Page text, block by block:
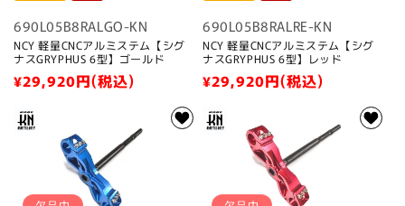
690L05B8RALGO-KN
NCY 軽量CNCアルミステム【シグ
ナスGRYPHUS 6型】ゴールド
通
価
¥29,920円(税込)
690L05B8RALRE-KN
NCY 軽量CNCアルミステム【シグ
ナスGRYPHUS 6型】レッド
通
価
¥29,920円(税込)